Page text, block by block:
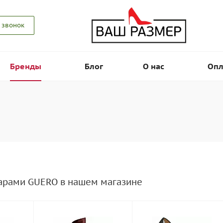
звонок
Бренды Блог О нас
GUERO в нашем магазине